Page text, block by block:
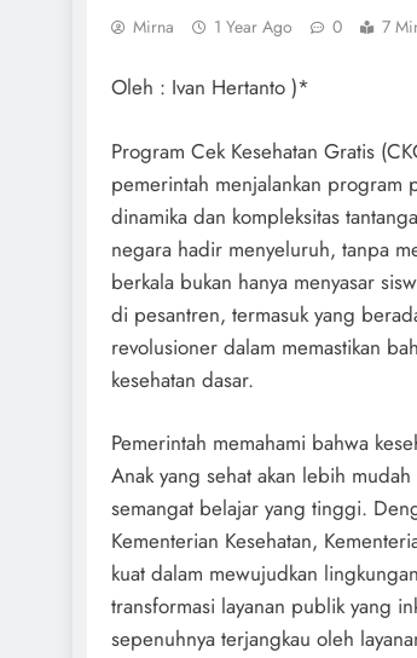
Mirna 1 Year Ago 0 7
Oleh : Ivan Hertanto )*
Program Cek Kesehatan Gratis
pemerintah menjalankan program
dinamika dan kompleksitas
negara hadir menyeluruh, tanpa
berkala bukan hanya menyasar
di pesantren, termasuk yang
revolusioner dalam memastikan
kesehatan dasar.
Pemerintah memahami bahwa
Anak yang sehat akan lebih
semangat belajar yang tinggi.
Kementerian Kesehatan,
kuat dalam mewujudkan
transformasi layanan publik yang
sepenuhnya terjangkau oleh